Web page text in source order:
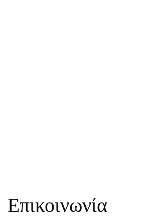
Επικοινωνία